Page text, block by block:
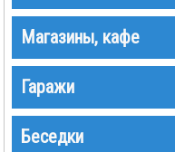
Магазины, кафе
Гаражи
Беседки